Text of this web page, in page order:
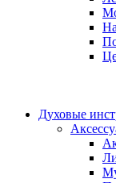
Духовые